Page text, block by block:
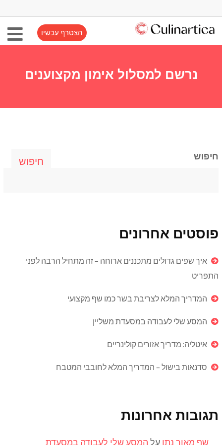
הצטרף עכשיו
נרשם למסלול אימון מקצוענים
חיפוש חיפוש
פוסטים אחרונים
איך שפים גדולים מתכננים ארוחה – זה מתחיל הרבה לפני
התפריט
המדריך המלא לצריבת בשר כמו שף מקצועי
המסע שלי לעבודה במסעדת משליין
איטליה: מדריך אזורים קולינריים
סדנאות בישול – המדריך המלא לחובבי המטבח
תגובות אחרונות
שף מאור נתן על המסע שלי לעבודה במסעדת